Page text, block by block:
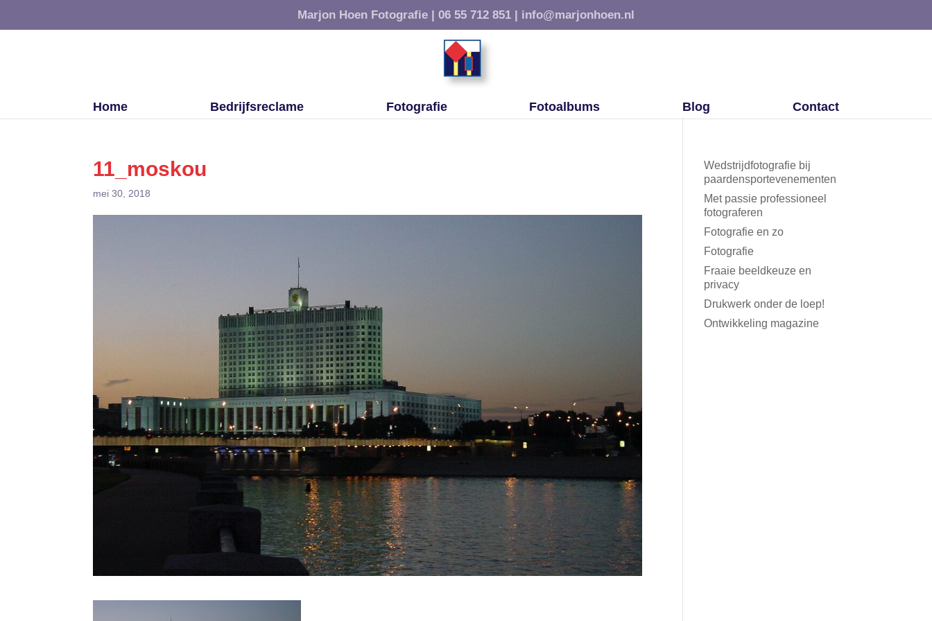
Marjon Hoen Fotografie | 06 55 712 851 | info@marjonhoen.nl
Home Bedrijfsreclame Fotografie Fotoalbums Blog Contact
11_moskou
mei 30, 2018
Wedstrijdfotografie bij
paardensportevenementen
Met passie professioneel
fotograferen
Fotografie en zo
Fotografie
Fraaie beeldkeuze en
privacy
Drukwerk onder de loep!
Ontwikkeling magazine